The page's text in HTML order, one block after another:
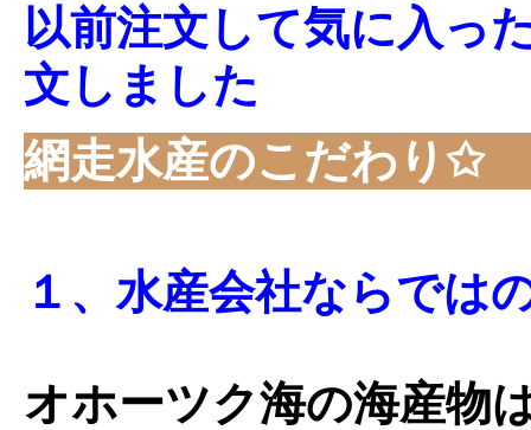
以前注文して気に入っ
文しました
網走水産のこだわり✩
１、水産会社ならでは
オホーツク海の海産物